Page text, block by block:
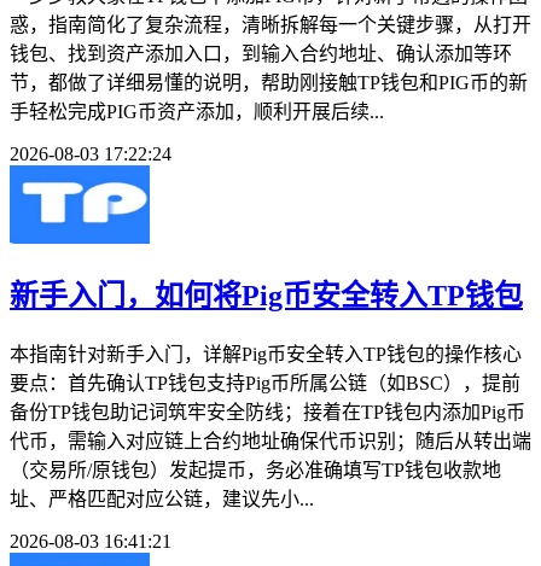
惑，指南简化了复杂流程，清晰拆解每一个关键步骤，从打开
钱包、找到资产添加入口，到输入合约地址、确认添加等环
节，都做了详细易懂的说明，帮助刚接触TP钱包和PIG币的新
手轻松完成PIG币资产添加，顺利开展后续...
2026-08-03 17:22:24
新手入门，如何将Pig币安全转入TP钱包
本指南针对新手入门，详解Pig币安全转入TP钱包的操作核心
要点：首先确认TP钱包支持Pig币所属公链（如BSC），提前
备份TP钱包助记词筑牢安全防线；接着在TP钱包内添加Pig币
代币，需输入对应链上合约地址确保代币识别；随后从转出端
（交易所/原钱包）发起提币，务必准确填写TP钱包收款地
址、严格匹配对应公链，建议先小...
2026-08-03 16:41:21